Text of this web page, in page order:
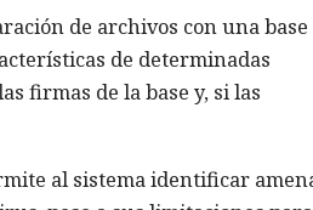
de archivos con una base
de determinadas
firmas de la base y, si las
al sistema identificar